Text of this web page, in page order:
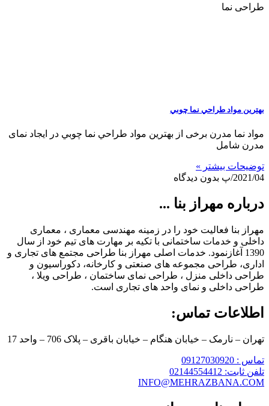
طراحی نما
بهترين مواد طراحي نما چوبي
مواد نما مدرن برخی از بهترين مواد طراحي نما چوبي در ایجاد نمای
مدرن شامل
توضیحات بیشتر »
2021/04/پ
بدون دیدگاه
درباره مهراز بنا ...
مهراز بنا فعالیت خود را در زمینه مهندسی معماری ، معماری
داخلی و خدمات ساختمانی با تکیه بر مهارت های تیم خود از سال
1390 آغازنمود. خدمات اصلی مهراز بنا طراحی مجتمع های تجاری و
اداری، طراحی مجموعه های صنعتی و کارخانه، دکوراسیون و
طراحی داخلی منزل ، طراحی نمای ساختمان ، طراحی ویلا ،
طراحی داخلی و نمای واحد های تجاری است.
اطلاعات تماس:
تهران – نارمک – خیابان هنگام – خیابان باقری – پلاک 706 – واحد 17
تماس : 09127030920
تلفن ثابت: 02144554412
INFO@MEHRAZBANA.COM